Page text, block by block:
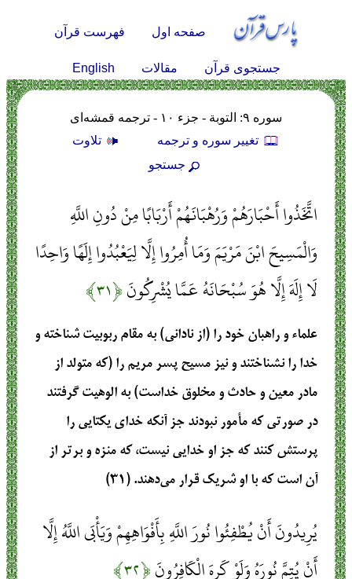
صفحه اول فهرست قرآن
جستجوی قرآن مقالات English
سوره ۹: التوبة - جزء ۱۰ - ترجمه قمشه‌ای
تغيير سوره و ترجمه
تلاوت
جستجو
اتَّخَذُوا أَحْبَارَهُمْ وَرُهْبَانَهُمْ أَرْبَابًا مِنْ دُونِ اللَّهِ
وَالْمَسِيحَ ابْنَ مَرْيَمَ وَمَا أُمِرُوا إِلَّا لِيَعْبُدُوا إِلَهًا وَاحِدًا
لَا إِلَهَ إِلَّا هُوَ سُبْحَانَهُ عَمَّا يُشْرِكُونَ﴿۳۱﴾
علماء و راهبان خود را (از نادانی) به مقام ربوبیت شناخته و
خدا را نشناختند و نیز مسیح پسر مریم را (که متولد از
مادر معین و حادث و مخلوق خداست) به الوهیت گرفتند
در صورتی که مأمور نبودند جز آنکه خدای یکتایی را
پرستش کنند که جز او خدایی نیست، که منزه و برتر از
آن است که با او شریک قرار می‌دهند. (۳۱)
يُرِيدُونَ أَنْ يُطْفِئُوا نُورَ اللَّهِ بِأَفْوَاهِهِمْ وَيَأْبَى اللَّهُ إِلَّا
أَنْ يُتِمَّ نُورَهُ وَلَوْ كَرِهَ الْكَافِرُونَ﴿۳۲﴾